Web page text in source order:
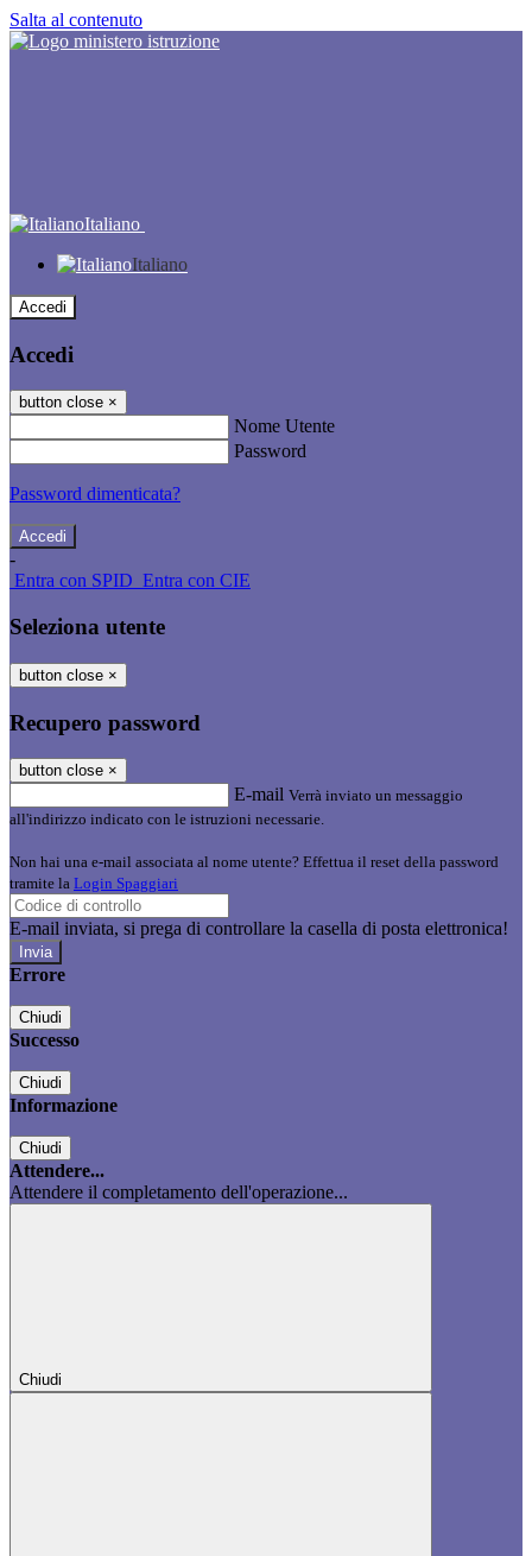
Salta al contenuto
Italiano
Italiano
Accedi
Accedi
button close ×
Nome Utente
Password
Password dimenticata?
-
Entra con SPID Entra con CIE
Seleziona utente
button close ×
Recupero password
button close ×
E-mail Verrà inviato un messaggio
all'indirizzo indicato con le istruzioni necessarie.
Non hai una e-mail associata al nome utente? Effettua il reset della password
tramite la Login Spaggiari
E-mail inviata, si prega di controllare la casella di posta elettronica!
Errore
Chiudi
Successo
Chiudi
Informazione
Chiudi
Attendere...
Attendere il completamento dell'operazione...
Chiudi